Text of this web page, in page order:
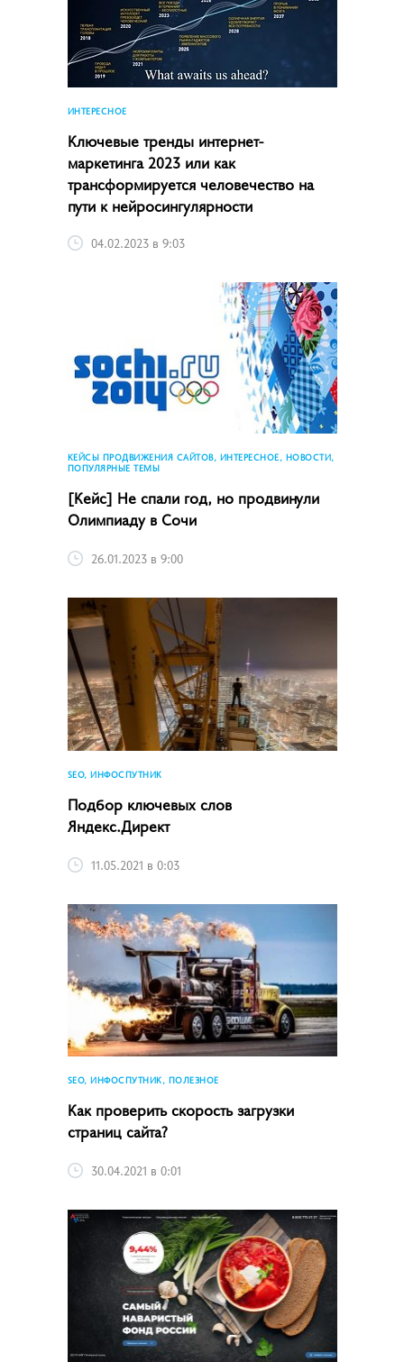
ИНТЕРЕСНОЕ
Ключевые тренды интернет-
маркетинга­ 2023 или как
трансформируется человечество на
пути к нейросингулярности
04.02.2023 в 9:03
КЕЙСЫ ПРОДВИЖЕНИЯ САЙТОВ, ИНТЕРЕСНОЕ, НОВОСТИ,
ПОПУЛЯРНЫЕ ТЕМЫ
[Кейс] Не спали год, но продвинули
Олимпиаду в Сочи
26.01.2023 в 9:00
SEO, ИНФОСПУТНИК
Подбор ключевых слов
Яндекс.Директ
11.05.2021 в 0:03
SEO, ИНФОСПУТНИК, ПОЛЕЗНОЕ
Как проверить скорость загрузки
страниц сайта?
30.04.2021 в 0:01